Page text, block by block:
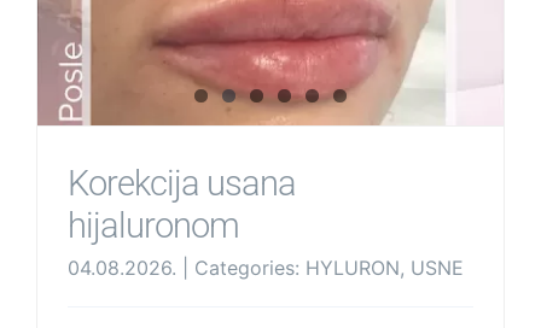
Korekcija usana
hijaluronom
04.08.2026. Categories: HYLURON, USNE